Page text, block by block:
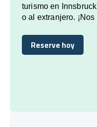
turismo en
o al extranjero.
Reserve hoy
Reserve hoy